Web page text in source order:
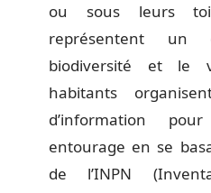
ou sous leurs
représentent
biodiversité et le
habitants
d’information
entourage en se
de l’INPN